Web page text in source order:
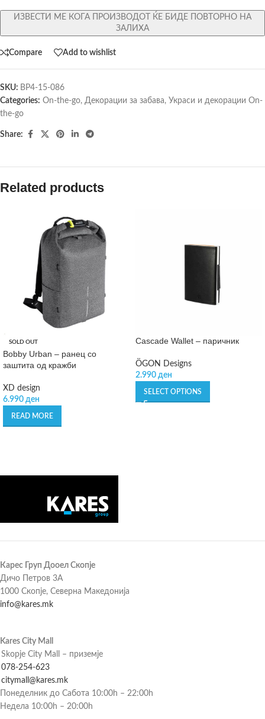
ИЗВЕСТИ МЕ КОГА ПРОИЗВОДОТ ЌЕ БИДЕ ПОВТОРНО НА
ЗАЛИХА
Compare Add to wishlist
SKU: BP4-15-086
Categories: On-the-go, Декорации за забава, Украси и декорации On-
the-go
Share:
Related products
SOLD OUT
Bobby Urban – ранец со
заштита од кражби
XD design
6.990 ден
READ MORE
Cascade Wallet – паричник
ÖGON Designs
2.990 ден
SELECT OPTIONS
Карес Груп Дооел Скопје
Дичо Петров 3А
1000 Скопје, Северна Македонија
info@kares.mk
Kares City Mall
Skopje City Mall – приземје
078-254-623
citymall@kares.mk
Понеделник до Сабота 10:00h – 22:00h
Недела 10:00h – 20:00h